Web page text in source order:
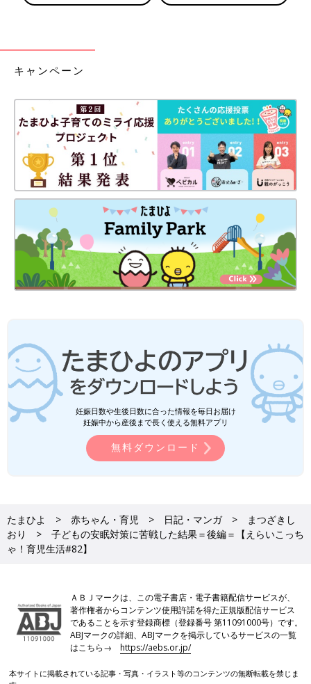
キャンペーン
妊娠日数や生後日数に合った情報を毎日お届け
妊娠中から産後まで長く使える無料アプリ
無料ダウンロード
たまひよ 赤ちゃん・育児 日記・マンガ
まつざきし
おり
子どもの安眠対策に苦戦した結果＝後編＝【えらいこっち
ゃ！育児生活#82】
ＡＢＪマークは、この電子書店・電子書籍配信サービスが、
著作権者からコンテンツ使用許諾を得た正規版配信サービス
であることを示す登録商標（登録番号 第11091000号）です。
ABJマークの詳細、ABJマークを掲示しているサービスの一覧
はこちら→https://aebs.or.jp/
本サイトに掲載されている記事・写真・イラスト等のコンテンツの無断転載を禁じま